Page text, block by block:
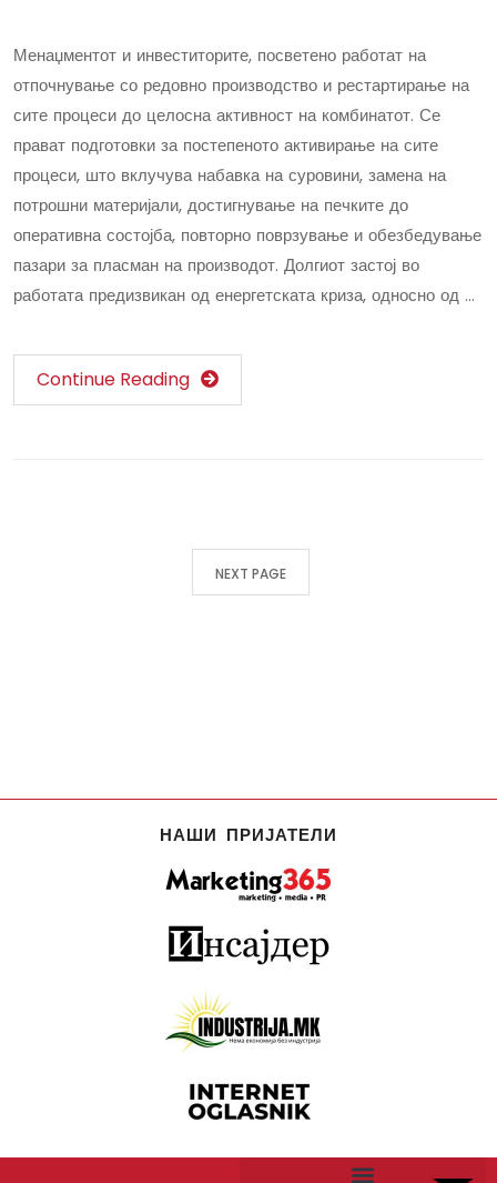
Менаџментот и инвеститорите, посветено работат на
отпочнување со редовно производство и рестартирање на
сите процеси до целосна активност на комбинатот. Се
прават подготовки за постепеното активирање на сите
процеси, што вклучува набавка на суровини, замена на
потрошни материјали, достигнување на печките до
оперативна состојба, повторно поврзување и обезбедување
пазари за пласман на производот. Долгиот застој во
работата предизвикан од енергетската криза, односно од …
Continue Reading
NEXT PAGE
НАШИ ПРИЈАТЕЛИ